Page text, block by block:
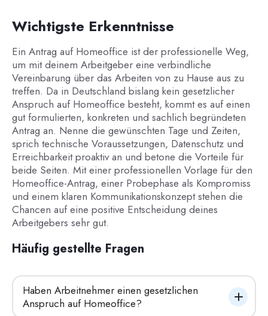
Wichtigste Erkenntnisse
Ein Antrag auf Homeoffice ist der professionelle Weg,
um mit deinem Arbeitgeber eine verbindliche
Vereinbarung über das Arbeiten von zu Hause aus zu
treffen. Da in Deutschland bislang kein gesetzlicher
Anspruch auf Homeoffice besteht, kommt es auf einen
gut formulierten, konkreten und sachlich begründeten
Antrag an. Nenne die gewünschten Tage und Zeiten,
sprich technische Voraussetzungen, Datenschutz und
Erreichbarkeit proaktiv an und betone die Vorteile für
beide Seiten. Mit einer professionellen Vorlage für den
Homeoffice-Antrag, einer Probephase als Kompromiss
und einem klaren Kommunikationskonzept stehen die
Chancen auf eine positive Entscheidung deines
Arbeitgebers sehr gut.
Häufig gestellte Fragen
Haben Arbeitnehmer einen gesetzlichen
Anspruch auf Homeoffice?